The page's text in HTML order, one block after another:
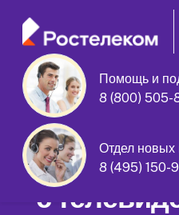
Помощь и
8 (800) 505-
Отдел новых
8 (495) 150-
Выползов
Домашний
с